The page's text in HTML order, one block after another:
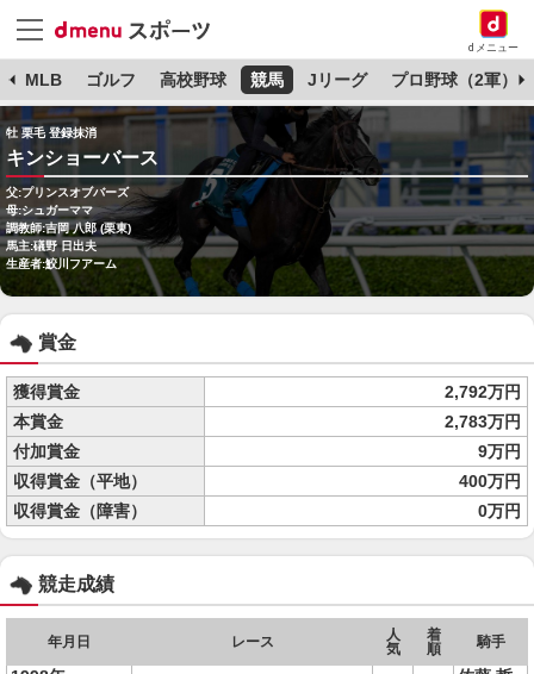
dメニュー
MLB ゴルフ 高校野球 競馬 Jリーグ プロ野球（2軍）
牡 栗毛 登録抹消
キンショーバース
父:プリンスオブバーズ
母:シュガーママ
調教師:吉岡 八郎 (栗東)
馬主:礒野 日出夫
生産者:鮫川フアーム
賞金
獲得賞金
2,792万円
本賞金
2,783万円
付加賞金
9万円
収得賞金（平地）
400万円
収得賞金（障害）
0万円
競走成績
年月日 レース
人
気
着
順
騎手